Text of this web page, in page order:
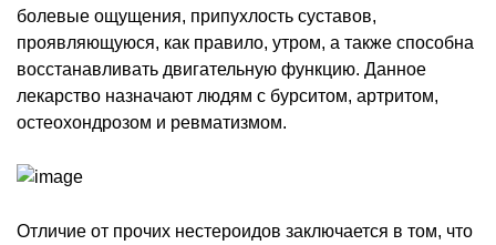
болевые ощущения, припухлость суставов,
проявляющуюся, как правило, утром, а также способна
восстанавливать двигательную функцию. Данное
лекарство назначают людям с бурситом, артритом,
остеохондрозом и ревматизмом.
Отличие от прочих нестероидов заключается в том, что